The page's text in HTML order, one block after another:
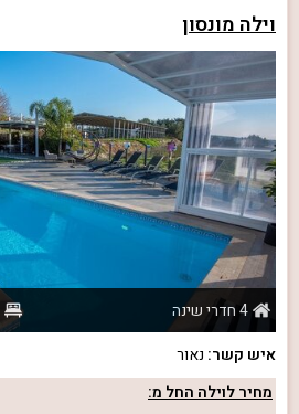
וילה מונסון
4 חדרי שינה
איש קשר: נאור
מחיר לוילה החל מ: